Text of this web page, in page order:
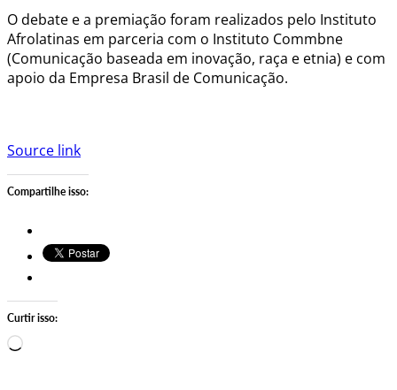
O debate e a premiação foram realizados pelo Instituto
Afrolatinas em parceria com o Instituto Commbne
(Comunicação baseada em inovação, raça e etnia) e com
apoio da Empresa Brasil de Comunicação.
Source link
Compartilhe isso:
Curtir isso:
Carregando…